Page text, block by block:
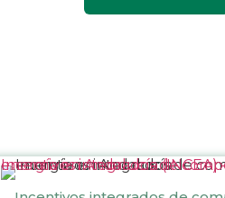
Incentivos integrados de competitividad y energía en